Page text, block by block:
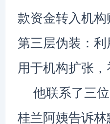
款资金转入机
第三层伪装：
用于机构扩张
他联系了三
桂兰阿姨告诉